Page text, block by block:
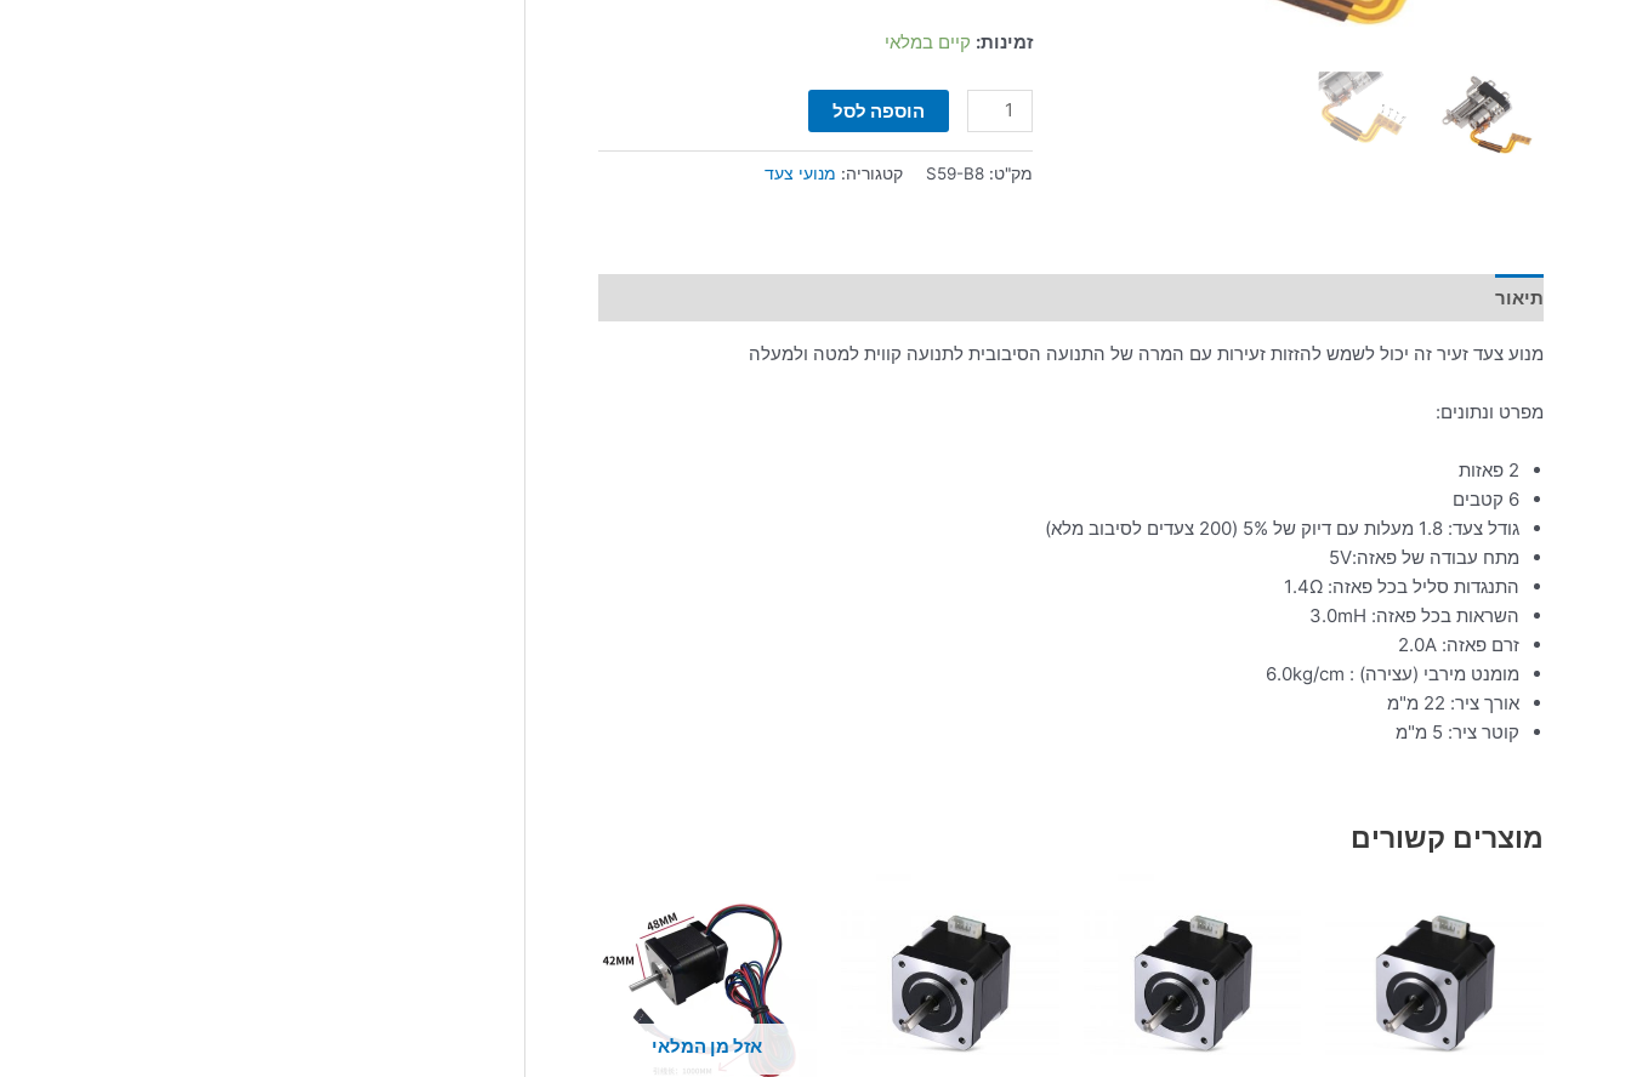
זמינות: קיים במלאי
הוספה לסל
מק"ט: S59-B8 קטגוריה: מנועי צעד
תיאור
מנוע צעד זעיר זה יכול לשמש להזזות זעירות עם המרה של התנועה הסיבובית לתנועה קווית למטה ולמעלה
מפרט ונתונים:
2 פאזות
6 קטבים
גודל צעד: 1.8 מעלות עם דיוק של 5% (200 צעדים לסיבוב מלא)
מתח עבודה של פאזה:5V
התנגדות סליל בכל פאזה: 1.4Ω
השראות בכל פאזה: 3.0mH
זרם פאזה: 2.0A
מומנט מירבי (עצירה) : 6.0kg/cm
אורך ציר: 22 מ"מ
קוטר ציר: 5 מ"מ
מוצרים קשורים
אזל מן המלאי